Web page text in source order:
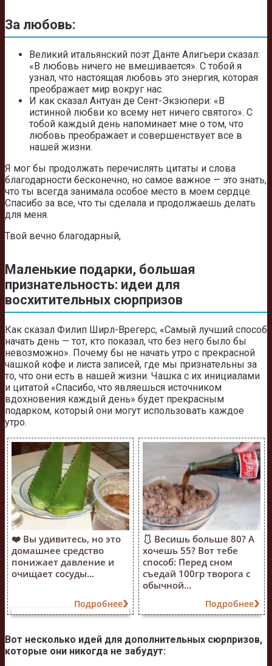
За любовь:
Великий итальянский поэт Данте Алигьери сказал:
«В любовь ничего не вмешивается». С тобой я
узнал, что настоящая любовь это энергия, которая
преображает мир вокруг нас.
И как сказал Антуан де Сент-Экзюпери: «В
истинной любви ко всему нет ничего святого». С
тобой каждый день напоминает мне о том, что
любовь преображает и совершенствует все в
нашей жизни.
Я мог бы продолжать перечислять цитаты и слова
благодарности бесконечно, но самое важное — это знать,
что ты всегда занимала особое место в моем сердце.
Спасибо за все, что ты сделала и продолжаешь делать
для меня.
Твой вечно благодарный,
Маленькие подарки, большая
признательность: идеи для
восхитительных сюрпризов
Как сказал Филип Ширл-Врегерс, «Самый лучший способ
начать день — тот, кто показал, что без него было бы
невозможно». Почему бы не начать утро с прекрасной
чашкой кофе и листа записей, где мы признательны за
то, что они есть в нашей жизни. Чашка с их инициалами
и цитатой «Спасибо, что являешься источником
вдохновения каждый день» будет прекрасным
подарком, который они могут использовать каждое
утро.
❤️ Вы удивитесь, но это
домашнее средство
понижает давление и
очищает сосуды...
Подробнее
🩱 Весишь больше 80? А
хочешь 55? Вот тебе
способ: Перед сном
съедай 100гр творога с
обычной...
Подробнее
Вот несколько идей для дополнительных сюрпризов,
которые они никогда не забудут: